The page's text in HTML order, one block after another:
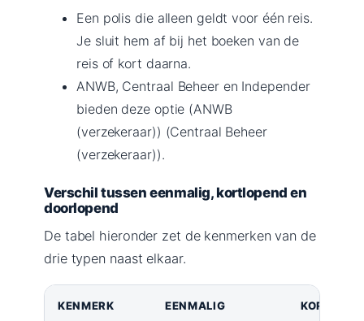
Een polis die alleen geldt voor één reis.
Je sluit hem af bij het boeken van de
reis of kort daarna.
ANWB, Centraal Beheer en Independer
bieden deze optie (ANWB
(verzekeraar)) (Centraal Beheer
(verzekeraar)).
Verschil tussen eenmalig, kortlopend en
doorlopend
De tabel hieronder zet de kenmerken van de
drie typen naast elkaar.
KENMERK EENMALIG